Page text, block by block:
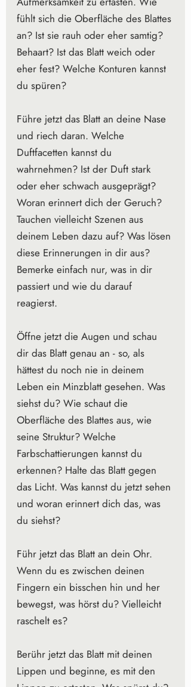
fühlt sich die Oberfläche des Blattes
an? Ist sie rauh oder eher samtig?
Behaart? Ist das Blatt weich oder
eher fest? Welche Konturen kannst
du spüren?
Führe jetzt das Blatt an deine Nase
und riech daran. Welche
Duftfacetten kannst du
wahrnehmen? Ist der Duft stark
oder eher schwach ausgeprägt?
Woran erinnert dich der Geruch?
Tauchen vielleicht Szenen aus
deinem Leben dazu auf? Was lösen
diese Erinnerungen in dir aus?
Bemerke einfach nur, was in dir
passiert und wie du darauf
reagierst.
Öffne jetzt die Augen und schau
dir das Blatt genau an - so, als
hättest du noch nie in deinem
Leben ein Minzblatt gesehen. Was
siehst du? Wie schaut die
Oberfläche des Blattes aus, wie
seine Struktur? Welche
Farbschattierungen kannst du
erkennen? Halte das Blatt gegen
das Licht. Was kannst du jetzt sehen
und woran erinnert dich das, was
du siehst?
Führ jetzt das Blatt an dein Ohr.
Wenn du es zwischen deinen
Fingern ein bisschen hin und her
bewegst, was hörst du? Vielleicht
raschelt es?
Berühr jetzt das Blatt mit deinen
Lippen und beginne, es mit den